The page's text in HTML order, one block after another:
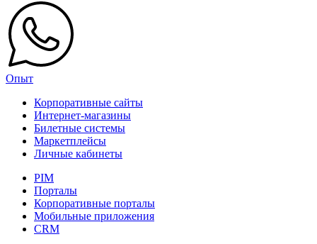
Опыт
Корпоративные сайты
Интернет-магазины
Билетные системы
Маркетплейсы
Личные кабинеты
PIM
Порталы
Корпоративные порталы
Мобильные приложения
CRM